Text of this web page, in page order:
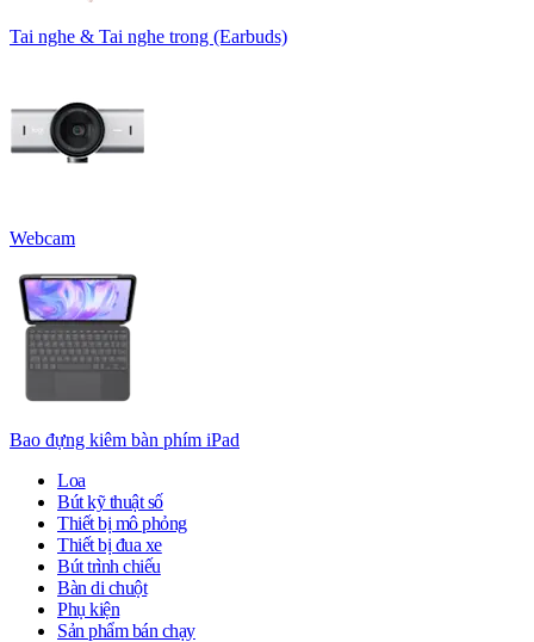
Tai nghe & Tai nghe trong (Earbuds)
Webcam
Bao đựng kiêm bàn phím iPad
Loa
Bút kỹ thuật số
Thiết bị mô phỏng
Thiết bị đua xe
Bút trình chiếu
Bàn di chuột
Phụ kiện
Sản phẩm bán chạy